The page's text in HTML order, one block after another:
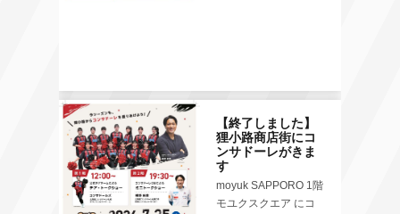
【終了しました】
狸小路商店街にコ
ンサドーレがきま
す
moyuk SAPPORO 1階
モユクスクエア にコ